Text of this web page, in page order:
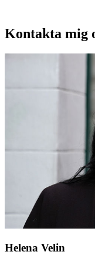
Kontakta mig
Helena Velin